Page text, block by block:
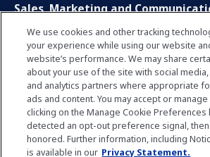
Sales, Marketing and
Research and Development
Global Business Services
Interns and Apprentice
Social Media
LinkedIn
Xing
Facebook
YouTube
We use cookies and other tracking
your experience while using our website
website’s performance. We may share
about your use of the site with social
and analytics partners where appropriate
ads and content. You may accept or
clicking on the Manage Cookie Preferences
detected an opt-out preference signal,
honored. Further information, including
is available in our Privacy Statement.